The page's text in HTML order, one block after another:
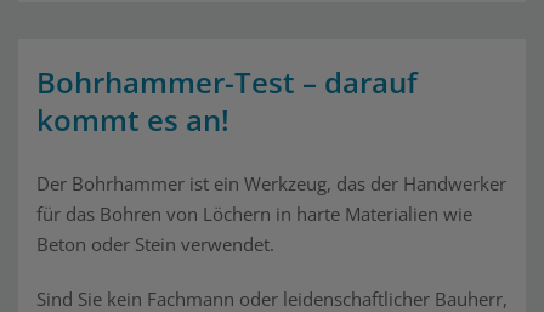
Bohrhammer-Test – darauf
kommt es an!
Der Bohrhammer ist ein Werkzeug, das der Handwerker
für das Bohren von Löchern in harte Materialien wie
Beton oder Stein verwendet.
Sind Sie kein Fachmann oder leidenschaftlicher Bauherr,